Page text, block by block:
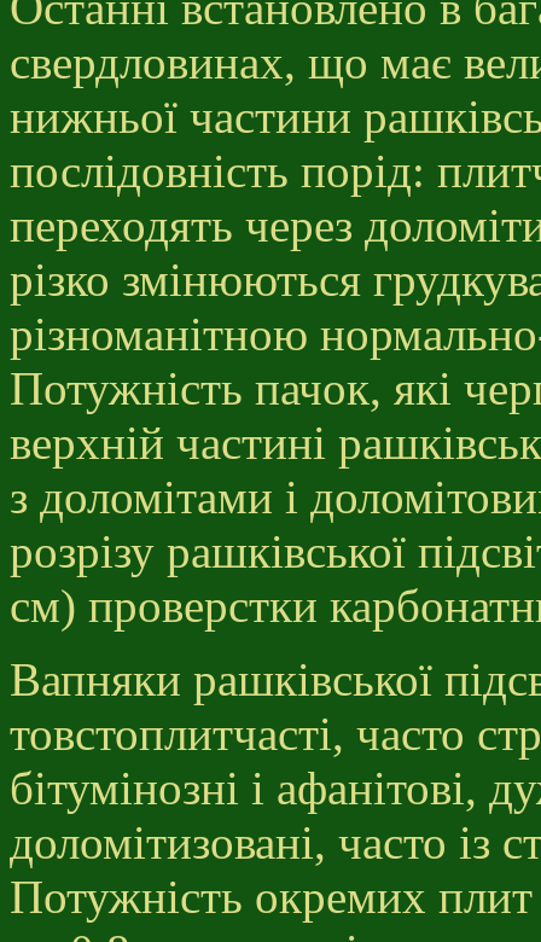
свердловинах, що має
нижньої частини
послідовність порід:
переходять через
різко змінюються
різноманітною
Потужність пачок, які
верхній частині
з доломітами і
розрізу рашківської
см) проверстки
Вапняки рашківської
товстоплитчасті, часто
бітумінозні і афанітові,
доломітизовані, часто із
Потужність окремих плит